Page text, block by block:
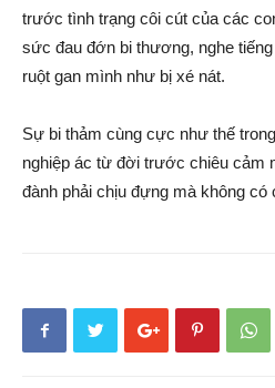
trước tình trạng côi cút của các
sức đau đớn bi thương, nghe
ruột gan mình như bị xé nát.
Sự bi thảm cùng cực như thế
nghiệp ác từ đời trước chiêu cảm
đành phải chịu đựng mà không